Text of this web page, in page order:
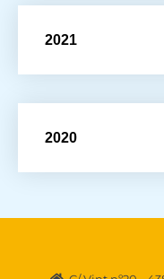
2021
2020